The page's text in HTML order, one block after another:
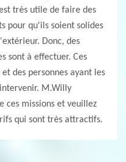
très utile de faire des
pour qu'ils soient solides
Donc, des
sont à effectuer. Ces
des personnes ayant les
M.Willy
ces missions et veuillez
qui sont très attractifs.